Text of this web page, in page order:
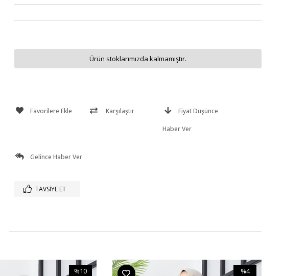
Ürün stoklarımızda kalmamıştır.
Favorilere Ekle Karşılaştır Fiyat Düşünce
Haber Ver
Gelince Haber Ver
TAVSIYE ET
%10
%4